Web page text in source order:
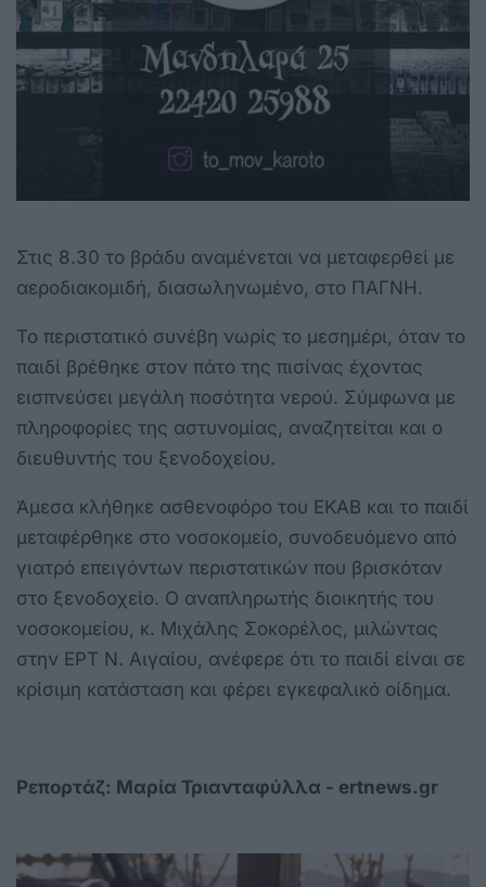
Στις 8.30 το βράδυ αναμένεται να μεταφερθεί με
αεροδιακομιδή, διασωληνωμένο, στο ΠΑΓΝΗ.
Το περιστατικό συνέβη νωρίς το μεσημέρι, όταν το
παιδί βρέθηκε στον πάτο της πισίνας έχοντας
εισπνεύσει μεγάλη ποσότητα νερού. Σύμφωνα με
πληροφορίες της αστυνομίας, αναζητείται και ο
διευθυντής του ξενοδοχείου.
Άμεσα κλήθηκε ασθενοφόρο του ΕΚΑΒ και το παιδί
μεταφέρθηκε στο νοσοκομείο, συνοδευόμενο από
γιατρό επειγόντων περιστατικών που βρισκόταν
στο ξενοδοχείο. Ο αναπληρωτής διοικητής του
νοσοκομείου, κ. Μιχάλης Σοκορέλος, μιλώντας
στην ΕΡΤ Ν. Αιγαίου, ανέφερε ότι το παιδί είναι σε
κρίσιμη κατάσταση και φέρει εγκεφαλικό οίδημα.
Ρεπορτάζ: Μαρία Τριανταφύλλα - ertnews.gr